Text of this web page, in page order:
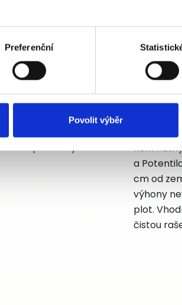
Preferenční
Povolit výběr
– V. – IX.
v IV., a
je vhodné
přirozený
extenzivní
zálivka
řez
u
není
a
cm od
výhony
plot.
čistou